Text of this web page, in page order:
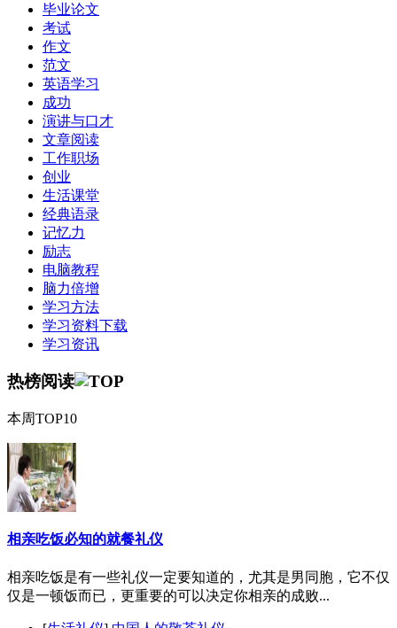
毕业论文
考试
作文
范文
英语学习
成功
演讲与口才
文章阅读
工作职场
创业
生活课堂
经典语录
记忆力
励志
电脑教程
脑力倍增
学习方法
学习资料下载
学习资讯
热榜阅读
本周TOP10
相亲吃饭必知的就餐礼仪
相亲吃饭是有一些礼仪一定要知道的，尤其是男同胞，它不仅
仅是一顿饭而已，更重要的可以决定你相亲的成败...